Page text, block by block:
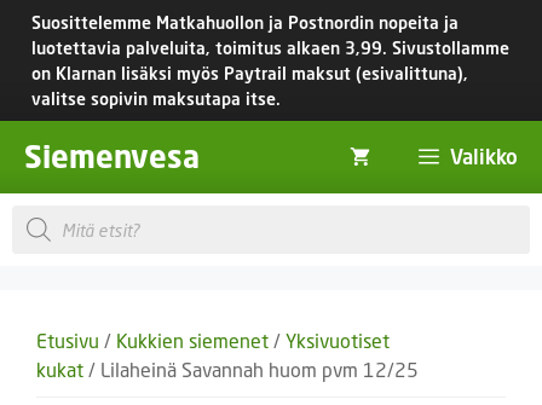
Siirry
sisältöön
Suosittelemme Matkahuollon ja Postnordin nopeita ja
luotettavia palveluita, toimitus alkaen 3,99. Sivustollamme
on Klarnan lisäksi myös Paytrail maksut (esivalittuna),
valitse sopivin maksutapa itse.
Siemenvesa Valikko
Products
search
Etusivu / Kukkien siemenet / Yksivuotiset
kukat / Lilaheinä Savannah huom pvm 12/25